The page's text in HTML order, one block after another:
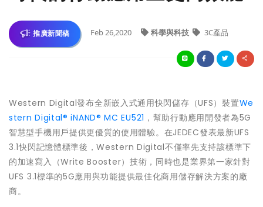
推廣新聞稿 Feb 26,2020 科學與科技 3C產品
Western Digital發布全新嵌入式通用快閃儲存（UFS）裝置We
stern Digital® iNAND® MC EU521 ，幫助行動應用開發者為5G
智慧型手機用戶提供更優質的使用體驗。在JEDEC發表最新UFS
3.1快閃記憶體標準後，Western Digital不僅率先支持該標準下
的加速寫入（Write Booster）技術，同時也是業界第一家針對
UFS 3.1標準的5G應用與功能提供最佳化商用儲存解決方案的廠
商。